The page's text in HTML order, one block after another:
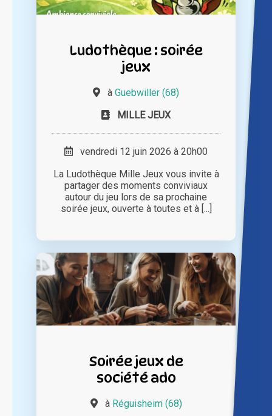
Ludothèque : soirée
jeux
à Guebwiller (68)
MILLE JEUX
vendredi 12 juin 2026 à 20h00
La Ludothèque Mille Jeux vous invite à
partager des moments conviviaux
autour du jeu lors de sa prochaine
soirée jeux, ouverte à toutes et à [...]
Soirée jeux de
société ado
à Réguisheim (68)